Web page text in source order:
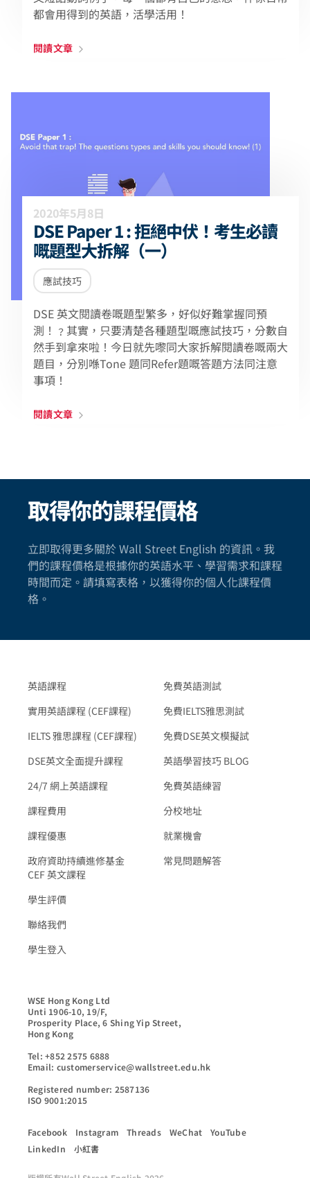
都會用得到的英語，活學活用！
閱讀文章
2020年5月8日
DSE Paper 1 : 拒絕中伏！考生必讀
嘅題型大拆解（一）
應試技巧
DSE 英文閱讀卷嘅題型繁多，好似好難掌握同預
測！﹖其實，只要清楚各種題型嘅應試技巧，分數自
然手到拿來啦！今日就先嚟同大家拆解閱讀卷嘅兩大
題目，分別喺Tone 題同Refer題嘅答題方法同注意
事項！
閱讀文章
取得你的課程價格
立即取得更多關於 Wall Street English 的資訊。我
們的課程價格是根據你的英語水平、學習需求和課程
時間而定。請填寫表格，以獲得你的個人化課程價
格。
英語課程
實用英語課程 (CEF課程)
IELTS 雅思課程 (CEF課程)
DSE英文全面提升課程
24/7 網上英語課程
課程費用
課程優惠
政府資助持續進修基金
CEF 英文課程
學生評價
聯絡我們
學生登入
免費英語測試
免費IELTS雅思測試
免費DSE英文模擬試
英語學習技巧 BLOG
免費英語練習
分校地址
就業機會
常見問題解答
WSE Hong Kong Ltd
Unti 1906-10, 19/F,
Prosperity Place, 6 Shing Yip Street,
Hong Kong
Tel: +852 2575 6888
Email: customerservice@wallstreet.edu.hk
Registered number: 2587136
ISO 9001:2015
Facebook Instagram Threads WeChat
YouTube
LinkedIn
小紅書